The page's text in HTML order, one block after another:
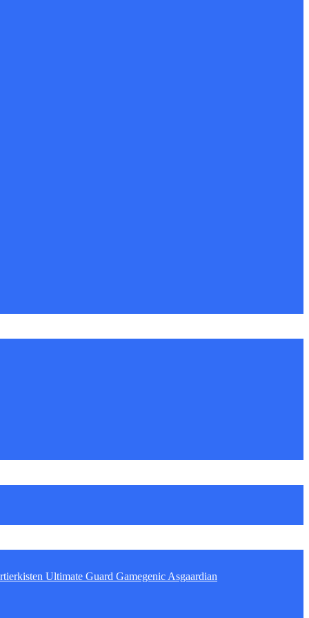
Ultimate Guard Gamegenic Asgaardian